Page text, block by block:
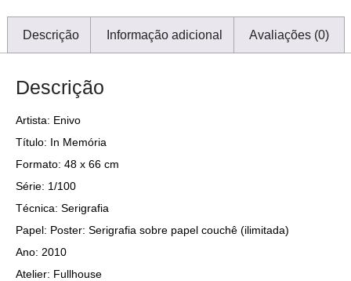
Descrição Informação adicional Avaliações (0)
Descrição
Artista: Enivo
Título: In Memória
Formato: 48 x 66 cm
Série: 1/100
Técnica: Serigrafia
Papel: Poster: Serigrafia sobre papel couchê (ilimitada)
Ano: 2010
Atelier: Fullhouse